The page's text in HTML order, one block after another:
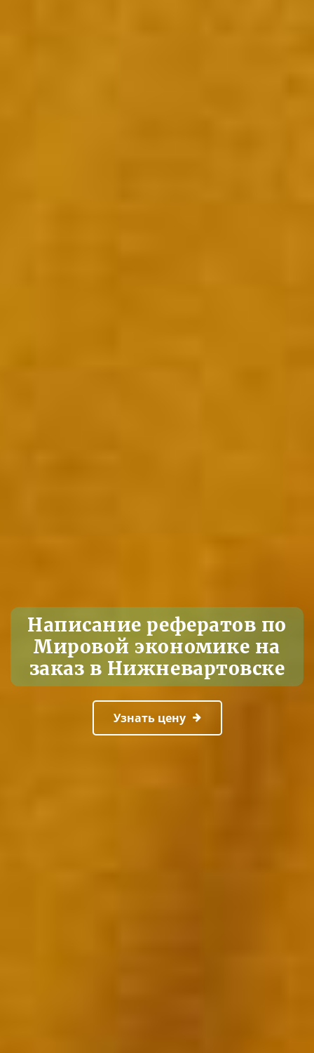
Написание рефератов по
Мировой экономике на
заказ в Нижневартовске
Узнать цену